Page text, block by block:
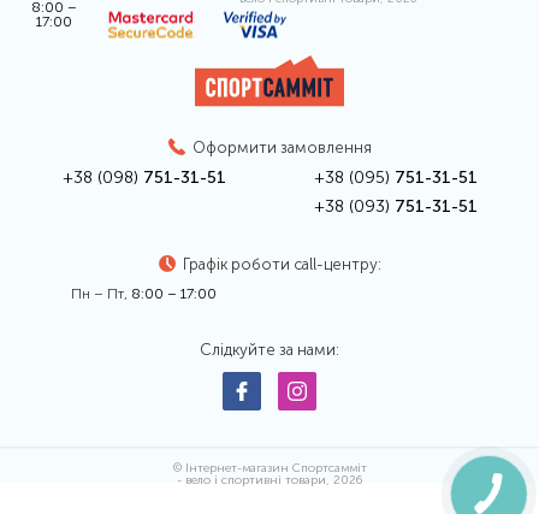
8:00 –
17:00
Оформити замовлення
+38 (098) 751-31-51 +38 (095) 751-31-51
+38 (093) 751-31-51
Графік роботи call-центру:
Пн – Пт, 8:00 – 17:00
Слідкуйте за нами:
© Інтернет-магазин Спортсамміт
- вело і спортивні товари, 2026